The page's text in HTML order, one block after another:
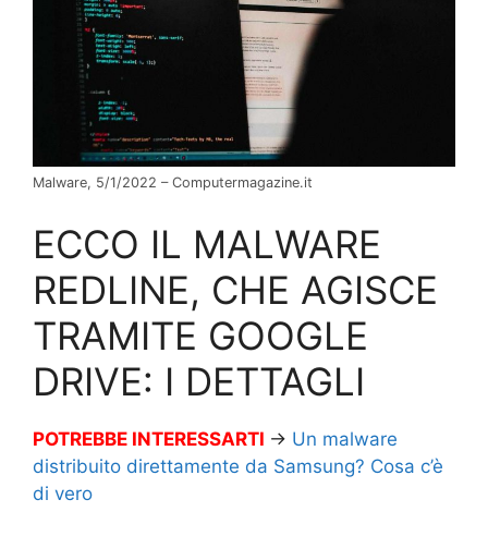
Malware, 5/1/2022 – Computermagazine.it
ECCO IL MALWARE
REDLINE, CHE AGISCE
TRAMITE GOOGLE
DRIVE: I DETTAGLI
POTREBBE INTERESSARTI → Un malware
distribuito direttamente da Samsung? Cosa c’è
di vero